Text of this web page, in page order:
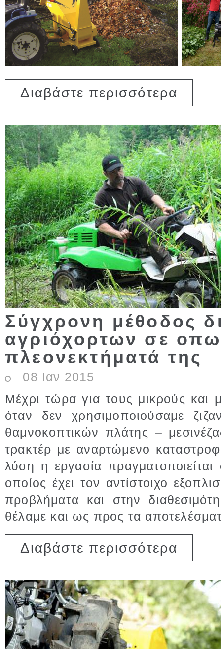
Διαβάστε περισσότερα
Σύγχρονη μέθοδος
αγριόχορτων σε
πλεονεκτήματά της
08 Ιαν 2015
Μέχρι τώρα για τους μικρούς
όταν δεν χρησιμοποιούσαμε
θαμνοκοπτικών πλάτης –
τρακτέρ με αναρτώμενο
λύση η εργασία
οποίος έχει τον αντίστοιχο
προβλήματα και στην
θέλαμε και ως προς τα
Διαβάστε περισσότερα